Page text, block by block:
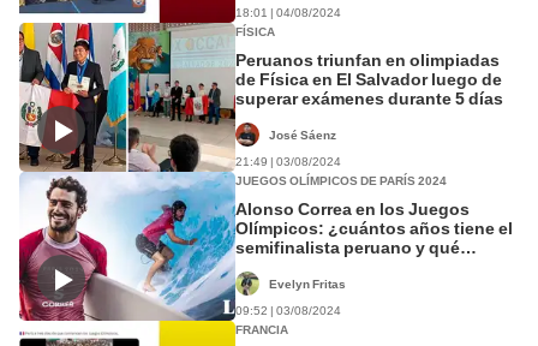
18:01 | 04/08/2024
FÍSICA
Peruanos triunfan en olimpiadas
de Física en El Salvador luego de
superar exámenes durante 5 días
José Sáenz
21:49 | 03/08/2024
JUEGOS OLÍMPICOS DE PARÍS 2024
Alonso Correa en los Juegos
Olímpicos: ¿cuántos años tiene el
semifinalista peruano y qué
ganado?
Evelyn Fritas
09:52 | 03/08/2024
FRANCIA